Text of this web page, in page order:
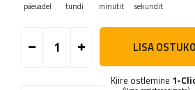
päevadel tundi minutit sekundit
LISA
Kiire ostlemine 1-